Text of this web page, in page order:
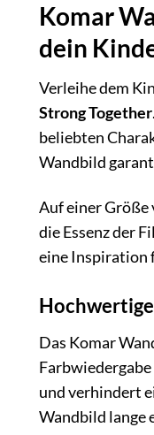
Komar
dein
Verleihe dem
Strong Together
beliebten
Wandbild
Auf einer Größe
die Essenz der
eine Inspiration
Das Komar
und verhindert
Wandbild lange